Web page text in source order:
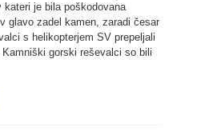
kateri je bila poškodovana
glavo zadel kamen, zaradi česar
s helikopterjem SV prepeljali
gorski reševalci so bili